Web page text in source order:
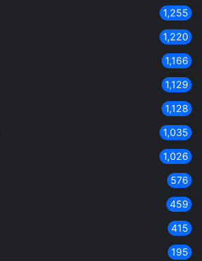
1,255
1,220
1,166
1,129
1,128
1,035
1,026
576
459
415
195